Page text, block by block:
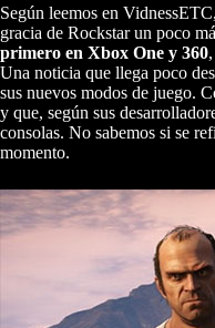
Según leemos en
gracia de Rockstar un poco
primero en Xbox One y 360
Una noticia que llega poco
sus nuevos modos de juego.
y que, según sus
consolas. No sabemos si se
momento.